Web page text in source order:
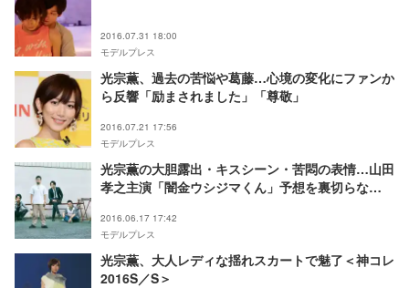
2016.07.31 18:00
モデルプレス
光宗薫、過去の苦悩や葛藤…心境の変化にファンか
ら反響「励まされました」「尊敬」
2016.07.21 17:56
モデルプレス
光宗薫の大胆露出・キスシーン・苦悶の表情…山田
孝之主演「闇金ウシジマくん」予想を裏切らな
2016.06.17 17:42
モデルプレス
光宗薫、大人レディな揺れスカートで魅了＜神コレ
2016S／S＞